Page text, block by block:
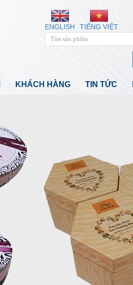
ENGLISH TIẾNG VIỆT
KHÁCH HÀNG TIN TỨC